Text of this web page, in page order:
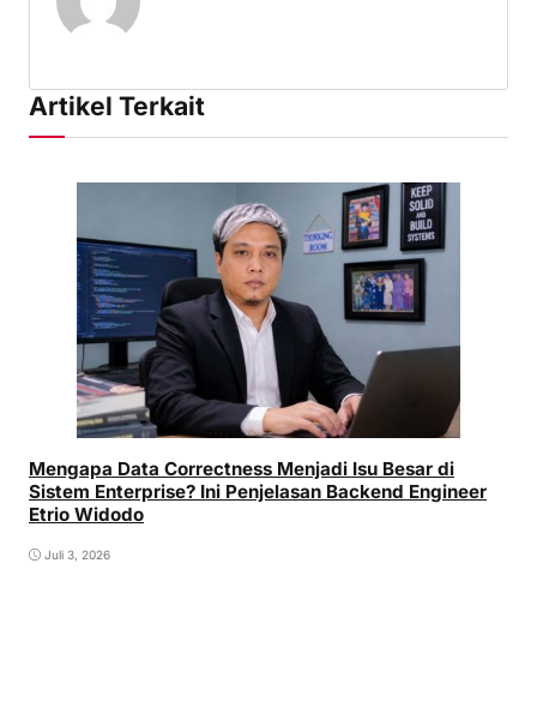
Artikel Terkait
Mengapa Data Correctness Menjadi Isu Besar di
Sistem Enterprise? Ini Penjelasan Backend Engineer
Etrio Widodo
Juli 3, 2026